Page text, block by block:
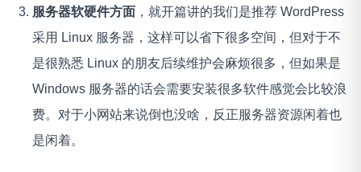
服务器软硬件方面 ，就开篇讲的我们是推荐 WordPress
采用 Linux 服务器，这样可以省下很多空间，但对于不
是很熟悉 Linux 的朋友后续维护会麻烦很多，但如果是
Windows 服务器的话会需要安装很多软件感觉会比较浪
费。对于小网站来说倒也没啥，反正服务器资源闲着也
是闲着。